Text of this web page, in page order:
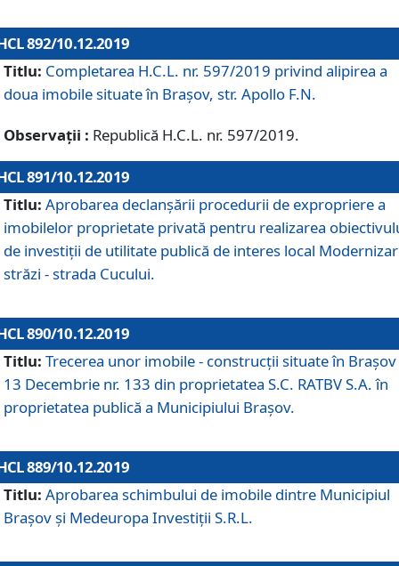
892/10.12.2019
Titlu: Completarea H.C.L. nr. 597/2019 privind alipirea a
doua imobile situate în Brașov, str. Apollo F.N.
Observații : Republică H.C.L. nr. 597/2019.
891/10.12.2019
Titlu: Aprobarea declanșării procedurii de expropriere a
imobilelor proprietate privată pentru realizarea
de investiții de utilitate publică de interes local
străzi - strada Cucului.
890/10.12.2019
Titlu: Trecerea unor imobile - construcții situate în Brașov
13 Decembrie nr. 133 din proprietatea S.C. RATBV S.A. în
proprietatea publică a Municipiului Brașov.
889/10.12.2019
Titlu: Aprobarea schimbului de imobile dintre Municipiul
Brașov și Medeuropa Investiții S.R.L.